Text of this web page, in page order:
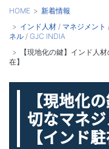
HOME
新着情報
インド人材 / マネジメント
ネル / GJC INDIA
【現地化の鍵】インド人
在】
【現地化
切なマネ
【インド駐